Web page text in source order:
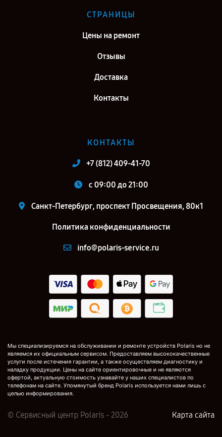
СТРАНИЦЫ
Цены на ремонт
Отзывы
Доставка
Контакты
КОНТАКТЫ
+7 (812) 409-41-70
c 09:00 до 21:00
Санкт-Петербург, проспект Просвещения, 80к1
Политика конфиденциальности
info@polaris-service.ru
Мы специализируемся на обслуживании и ремонте устройств Polaris но не
являемся их официальным сервисом. Предоставляем высококачественные
услуги после истечения гарантии, а также осуществляем диагностику и
наладку продукции. Цены на сайте ориентировочные и не являются
офертой, актуальную стоимость узнавайте у наших специалистов по
телефонам на сайте. Упомянутый бренд Polaris используется нами лишь с
целью информирования.
© Сервисный центр Polaris - 2026 Карта сайта